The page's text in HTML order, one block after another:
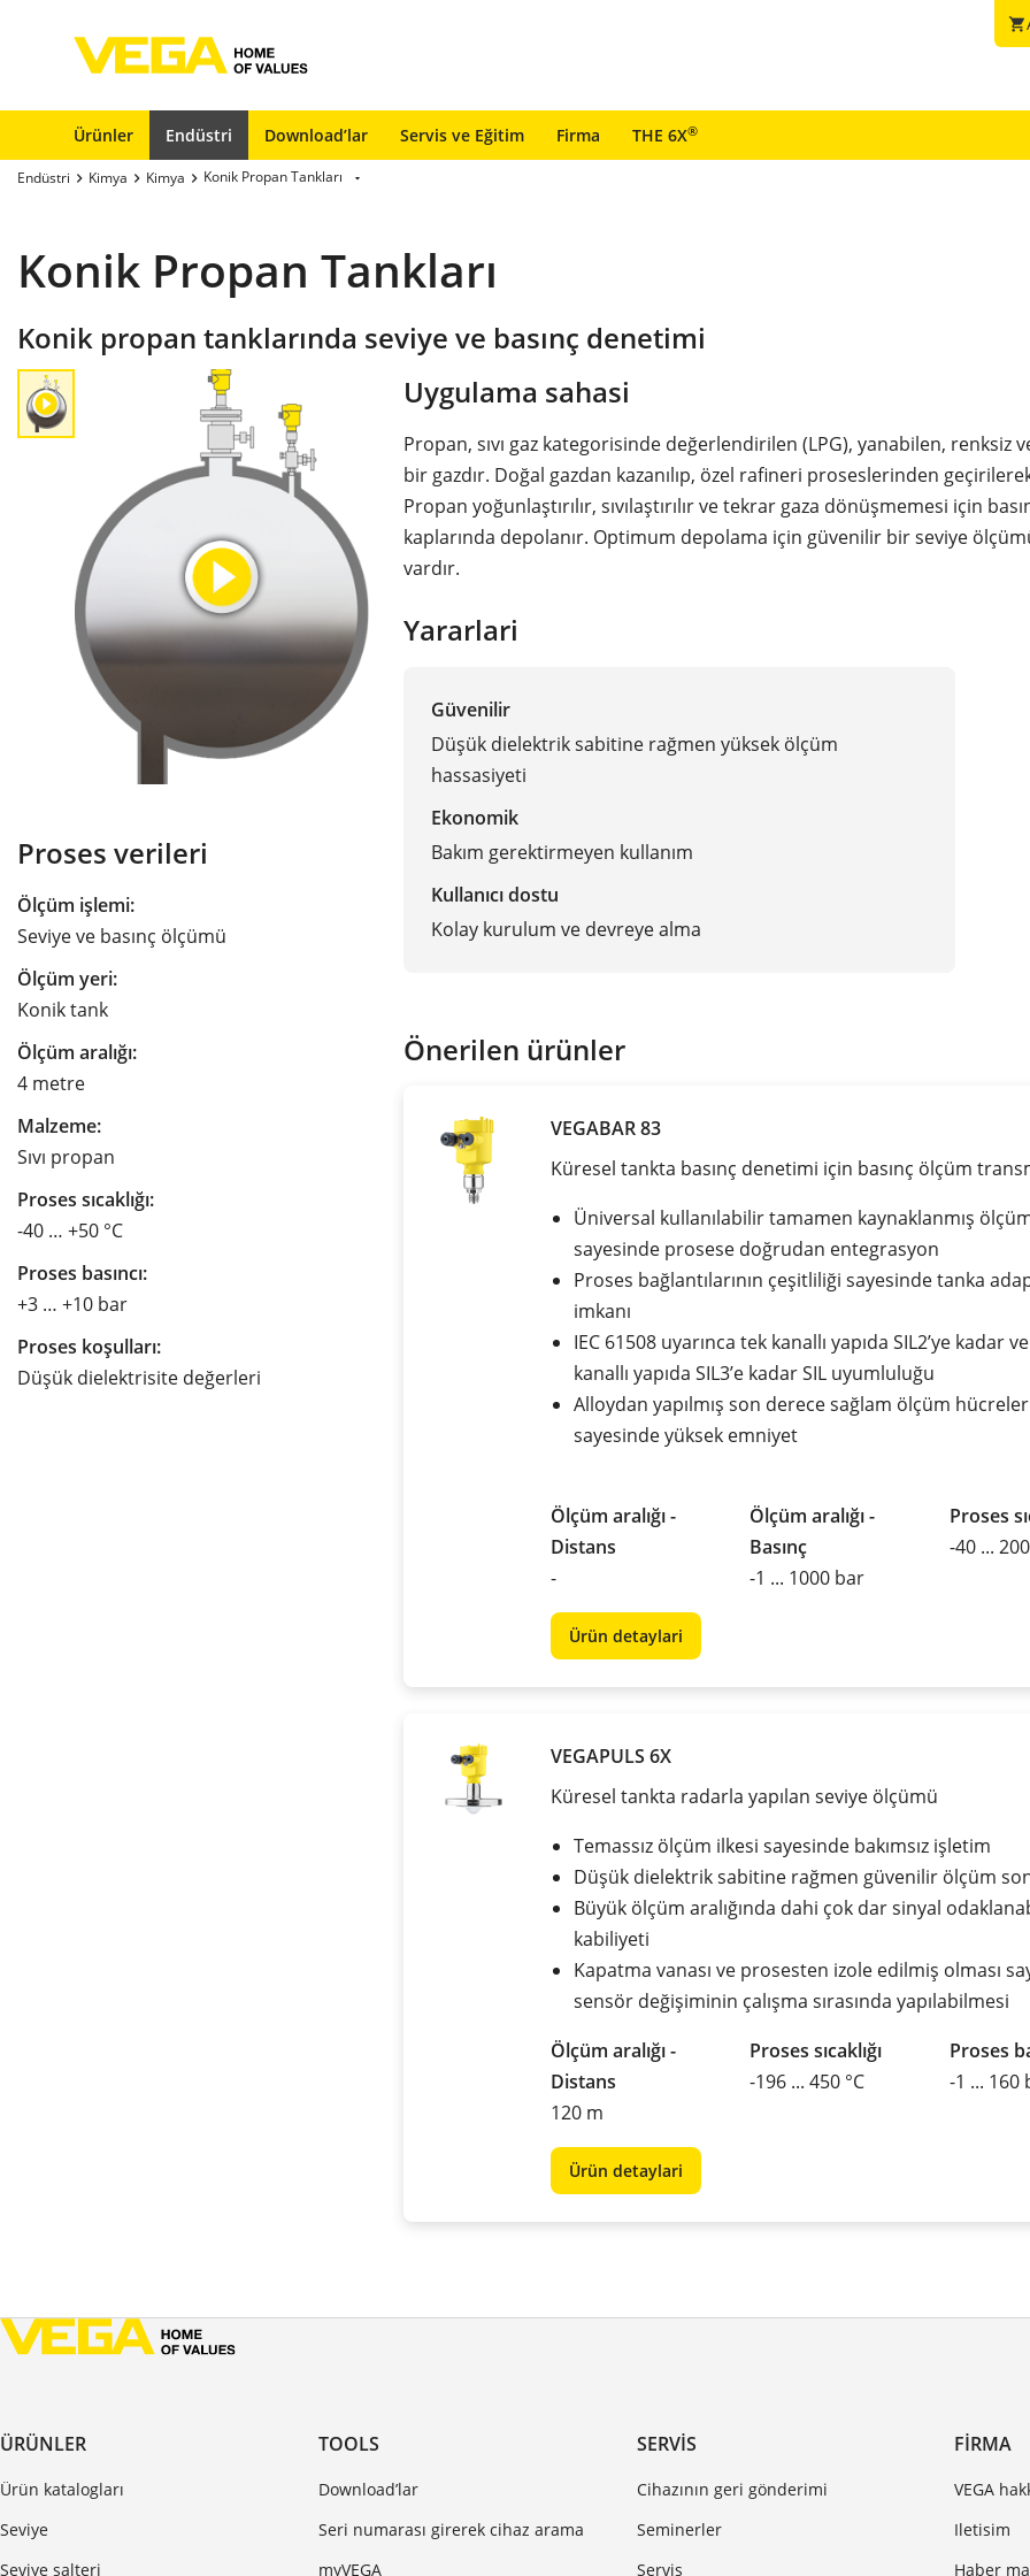
shopping_cart
Ürünler Endüstri Download’lar Servis ve Eğitim Firma THE 6X®
Endüstri Kimya Kimya Konik Propan Tankları
Konik Propan Tankları
Konik propan tanklarında seviye ve basınç denetimi
Proses verileri
Ölçüm işlemi:
Seviye ve basınç ölçümü
Ölçüm yeri:
Konik tank
Ölçüm aralığı:
4 metre
Malzeme:
Sıvı propan
Proses sıcaklığı:
-40 … +50 °C
Proses basıncı:
+3 … +10 bar
Proses koşulları:
Düşük dielektrisite değerleri
Uygulama sahasi
Propan, sıvı gaz kategorisinde değerlendirilen (LPG), yanabilen, renksiz
bir gazdır. Doğal gazdan kazanılıp, özel rafineri proseslerinden
Propan yoğunlaştırılır, sıvılaştırılır ve tekrar gaza dönüşmemesi için
kaplarında depolanır. Optimum depolama için güvenilir bir seviye
vardır.
Yararlari
Güvenilir
Düşük dielektrik sabitine rağmen yüksek ölçüm
hassasiyeti
Ekonomik
Bakım gerektirmeyen kullanım
Kullanıcı dostu
Kolay kurulum ve devreye alma
Önerilen ürünler
VEGABAR 83
Küresel tankta basınç denetimi için basınç ölçüm
Üniversal kullanılabilir tamamen kaynaklanmış
sayesinde prosese doğrudan entegrasyon
Proses bağlantılarının çeşitliliği sayesinde tanka
imkanı
IEC 61508 uyarınca tek kanallı yapıda SIL2’ye kadar
kanallı yapıda SIL3’e kadar SIL uyumluluğu
Alloydan yapılmış son derece sağlam ölçüm
sayesinde yüksek emniyet
Ölçüm aralığı -
Distans
-
Ölçüm aralığı -
Basınç
-1 ... 1000 bar
Proses
-40 ...
Ürün detaylari
VEGAPULS 6X
Küresel tankta radarla yapılan seviye ölçümü
Temassız ölçüm ilkesi sayesinde bakımsız işletim
Düşük dielektrik sabitine rağmen güvenilir ölçüm
Büyük ölçüm aralığında dahi çok dar sinyal
kabiliyeti
Kapatma vanası ve prosesten izole edilmiş olması
sensör değişiminin çalışma sırasında yapılabilmesi
Ölçüm aralığı -
Distans
120 m
Proses sıcaklığı
-196 ... 450 °C
Proses
-1 ... 160
Ürün detaylari
ÜRÜNLER
Ürün katalogları
Seviye
Seviye şalteri
TOOLS
Download’lar
Seri numarası girerek cihaz arama
myVEGA
SERVIS
Cihazının geri gönderimi
Seminerler
Servis
FIRMA
VEGA
Iletisim
Haber